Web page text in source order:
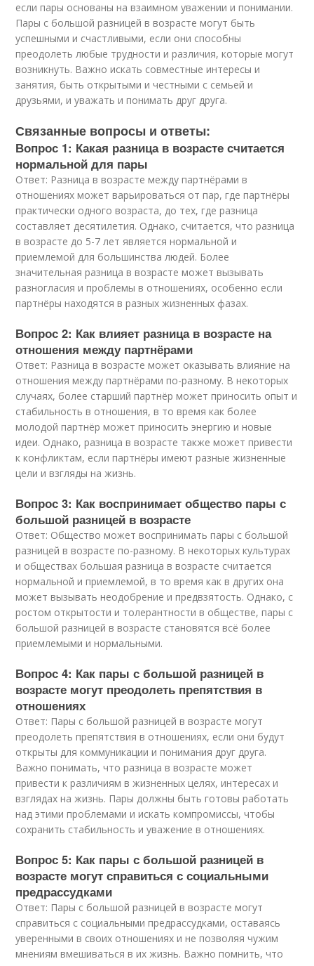
если пары основаны на взаимном уважении и понимании.
Пары с большой разницей в возрасте могут быть
успешными и счастливыми, если они способны
преодолеть любые трудности и различия, которые могут
возникнуть. Важно искать совместные интересы и
занятия, быть открытыми и честными с семьей и
друзьями, и уважать и понимать друг друга.
Связанные вопросы и ответы:
Вопрос 1: Какая разница в возрасте считается
нормальной для пары
Ответ: Разница в возрасте между партнёрами в
отношениях может варьироваться от пар, где партнёры
практически одного возраста, до тех, где разница
составляет десятилетия. Однако, считается, что разница
в возрасте до 5-7 лет является нормальной и
приемлемой для большинства людей. Более
значительная разница в возрасте может вызывать
разногласия и проблемы в отношениях, особенно если
партнёры находятся в разных жизненных фазах.
Вопрос 2: Как влияет разница в возрасте на
отношения между партнёрами
Ответ: Разница в возрасте может оказывать влияние на
отношения между партнёрами по-разному. В некоторых
случаях, более старший партнёр может приносить опыт и
стабильность в отношения, в то время как более
молодой партнёр может приносить энергию и новые
идеи. Однако, разница в возрасте также может привести
к конфликтам, если партнёры имеют разные жизненные
цели и взгляды на жизнь.
Вопрос 3: Как воспринимает общество пары с
большой разницей в возрасте
Ответ: Общество может воспринимать пары с большой
разницей в возрасте по-разному. В некоторых культурах
и обществах большая разница в возрасте считается
нормальной и приемлемой, в то время как в других она
может вызывать неодобрение и предвзятость. Однако, с
ростом открытости и толерантности в обществе, пары с
большой разницей в возрасте становятся всё более
приемлемыми и нормальными.
Вопрос 4: Как пары с большой разницей в
возрасте могут преодолеть препятствия в
отношениях
Ответ: Пары с большой разницей в возрасте могут
преодолеть препятствия в отношениях, если они будут
открыты для коммуникации и понимания друг друга.
Важно понимать, что разница в возрасте может
привести к различиям в жизненных целях, интересах и
взглядах на жизнь. Пары должны быть готовы работать
над этими проблемами и искать компромиссы, чтобы
сохранить стабильность и уважение в отношениях.
Вопрос 5: Как пары с большой разницей в
возрасте могут справиться с социальными
предрассудками
Ответ: Пары с большой разницей в возрасте могут
справиться с социальными предрассудками, оставаясь
уверенными в своих отношениях и не позволяя чужим
мнениям вмешиваться в их жизнь. Важно помнить, что